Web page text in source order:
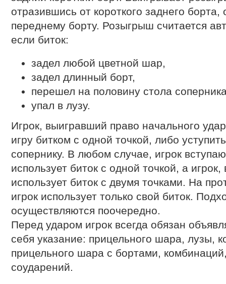
отразившись от короткого заднего борта,
переднему борту. Розыгрыш считается
если биток:
задел любой цветной шар,
задел длинный борт,
перешел на половину стола
упал в лузу.
Игрок, выигравший право начального
игру битком с одной точкой, либо
сопернику. В любом случае, игрок
использует биток с одной точкой, а
использует биток с двумя точками. На
игрок использует только свой биток.
осуществляются поочередно.
Перед ударом игрок всегда обязан
себя указание: прицельного шара, лузы,
прицельного шара с бортами,
соударений.